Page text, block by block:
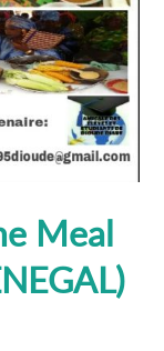
Meal